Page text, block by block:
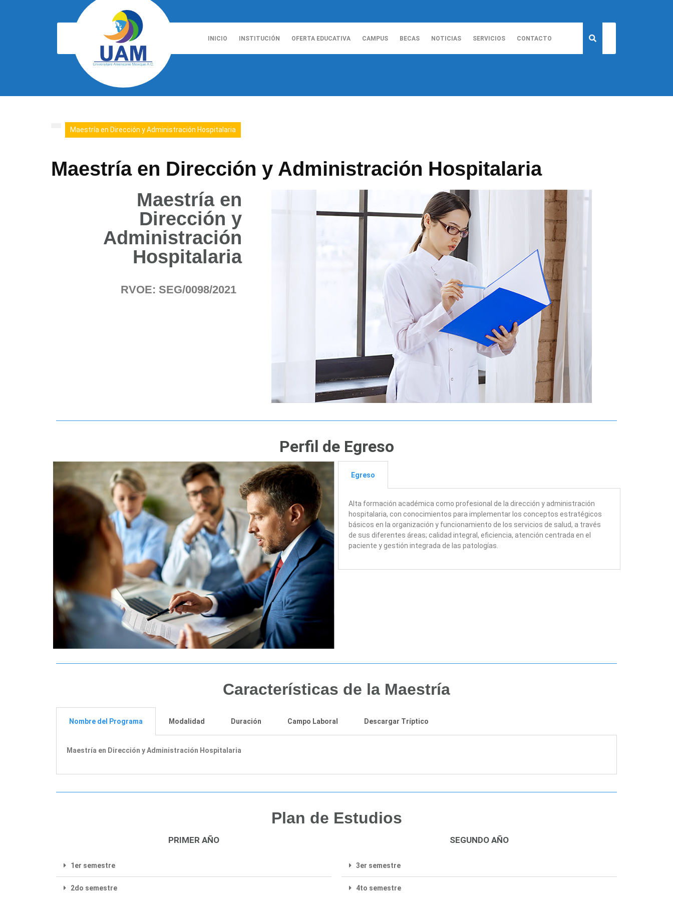
INICIO INSTITUCIÓN OFERTA EDUCATIVA CAMPUS BECAS NOTICIAS SERVICIOS CONTACTO
Maestría en Dirección y Administración Hospitalaria
Maestría en Dirección y Administración Hospitalaria
Maestría en
Dirección y
Administración
Hospitalaria
RVOE: SEG/0098/2021
Perfil de Egreso
Egreso
Alta formación académica como profesional de la dirección y administración
hospitalaria, con conocimientos para implementar los conceptos estratégicos
básicos en la organización y funcionamiento de los servicios de salud, a través
de sus diferentes áreas; calidad integral, eficiencia, atención centrada en el
paciente y gestión integrada de las patologías.
Características de la Maestría
Nombre del Programa Modalidad Duración Campo Laboral Descargar Tríptico
Maestría en Dirección yAdministración Hospitalaria
Plan de Estudios
PRIMER AÑO
1er semestre
2do semestre
SEGUNDO AÑO
3er semestre
4to semestre